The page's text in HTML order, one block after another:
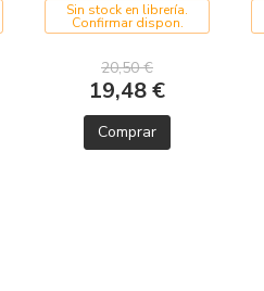
Sin stock en librería.
Confirmar dispon.
20,50 €
19,48 €
Comprar